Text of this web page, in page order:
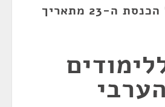
ישיבת ועדה של הכנסת ה-23 מתאריך